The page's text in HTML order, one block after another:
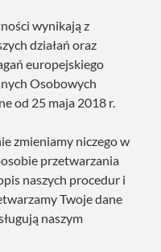
wynikają z
działań oraz
europejskiego
Osobowych
od 25 maja 2018 r.
zmieniamy niczego w
przetwarzania
naszych procedur i
Twoje dane
naszym